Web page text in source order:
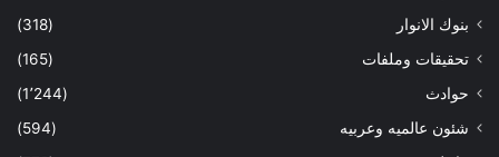
بنوك الانوار
(318)
تحقيقات وملفات
(165)
حوادث
(1٬244)
شئون عالميه وعربيه
(594)